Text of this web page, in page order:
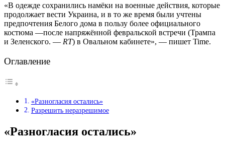
«В одежде сохранились намёки на военные действия, которые
продолжает вести Украина, и в то же время были учтены
предпочтения Белого дома в пользу более официального
костюма —после напряжённой февральской встречи (Трампа
и Зеленского. — RT) в Овальном кабинете», — пишет Time.
Оглавление
«Разногласия остались»
Разрешить неразрешимое
«Разногласия остались»